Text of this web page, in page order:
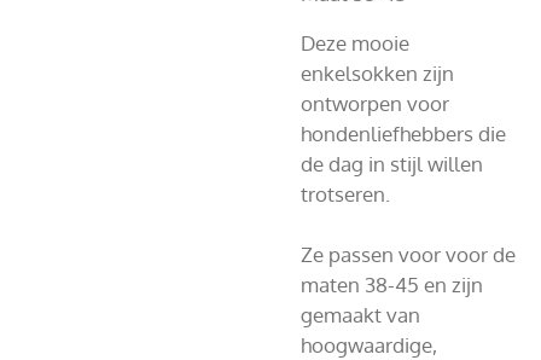
Deze mooie
enkelsokken zijn
ontworpen voor
hondenliefhebbers die
de dag in stijl willen
trotseren.
Ze passen voor voor de
maten 38-45 en zijn
gemaakt van
hoogwaardige,